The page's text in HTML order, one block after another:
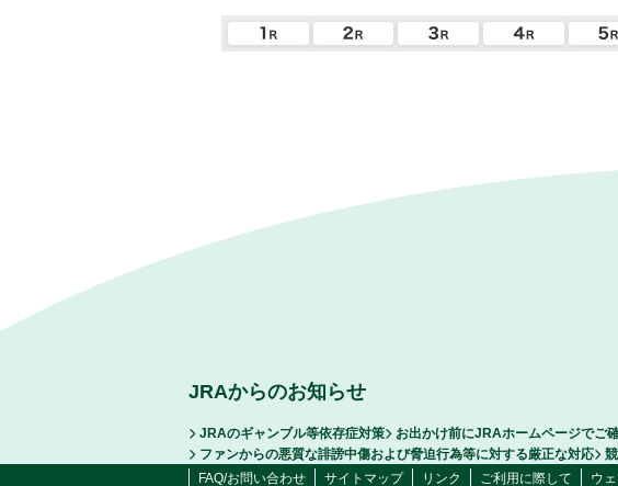
JRAからのお知らせ
JRAのギャンブル等依存症対策 お出かけ前にJRAホームページでご
ファンからの悪質な誹謗中傷および脅迫行為等に対する厳正な対応
FAQ/お問い合わせ
サイトマップ リンク ご利用に際して ウ